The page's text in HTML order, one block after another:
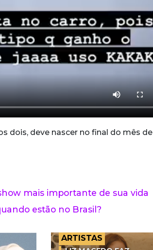
dois, deve nascer no final do mês de
mais importante de sua vida
estão no Brasil?
ARTISTAS